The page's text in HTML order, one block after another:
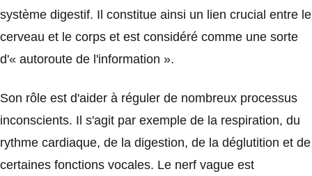
système digestif. Il constitue ainsi un lien crucial entre le
cerveau et le corps et est considéré comme une sorte
d'« autoroute de l'information ».
Son rôle est d'aider à réguler de nombreux processus
inconscients. Il s'agit par exemple de la respiration, du
rythme cardiaque, de la digestion, de la déglutition et de
certaines fonctions vocales. Le nerf vague est